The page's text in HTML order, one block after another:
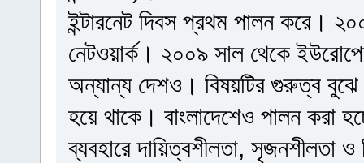
ইন্টারনেট দিবস প্রথম পালন করে।
নেটওয়ার্ক। ২০০৯ সাল থেকে
অন্যান্য দেশও। বিষয়টির গুরুত্ব বুঝে
হয়ে থাকে। বাংলাদেশেও পালন করা
ব্যবহারে দায়িত্বশীলতা, সৃজনশীলতা